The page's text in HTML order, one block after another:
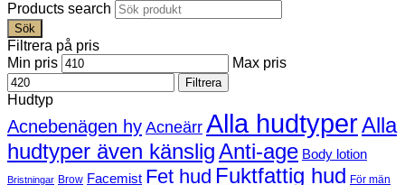
Products search
Sök
Filtrera på pris
Min pris
Max pris
Filtrera
Hudtyp
Acnebenägen hy Acneärr Alla hudtyperAlla
hudtyper även känsligAnti-age Body lotion
Bristningar Brow Facemist Fet hud Fuktfattig hud För män